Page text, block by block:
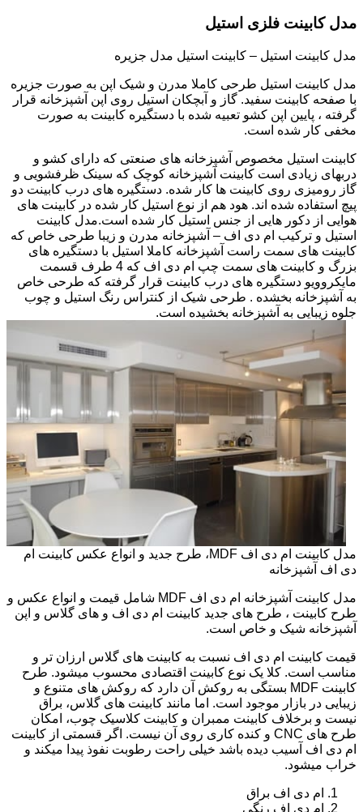
مدل کابینت فلزی استیل
مدل کابینت استیل – کابینت استیل مدل جزیره
مدل کابینت استیل طرحی کاملا مدرن و شیک اپن به صورت جزیره
با صفحه کابینت سفید. گاز و آبچکان استیل روی اپن آشپزخانه قرار
گرفته ، پایین اپن کشو تعبیه شده با دستگیره کابینت به صورت
مخفی کار شده است.
کابینت استیل مخصوص آشپزخانه های صنعتی که دارای کشو و
دربهای زیادی است کابینت آشپزخانه کوچک که سینک ظرفشویی و
گاز رومیزی روی کابینت ها کار شده. دستگیره های درب کابینت دو
پیچ استفاده شده اند. هود هم از نوع استیل کار شده در کابینت های
هوایی از دکور هایی از جنس استیل کار شده است.مدل کابینت
استیل و ترکیب ام دی اف – آشپزخانه مدرن و زیبا طرحی خاص که
کابینت های سمت راست آشپزخانه کاملا استیل با دستگیره های
بزرگ و کابینت های سمت چپ ام دی اف که 4 طرف قسمت
مایکروویو دستگیره های درب کابینت قرار گرفته که طرحی خاص
به آشپزخانه بخشده . طرحی شیک از کنتراس رنگ استیل و چوب
جلوه زیبایی به آشپزخانه بخشیده است.
مدل کابینت ام دی اف MDF، طرح جدید و انواع عکس کابینت ام
دی اف آشپزخانه
مدل کابینت آشپزخانه ام دی اف MDF شامل قیمت و انواع عکس و
طرح کابینت ، طرح های جدید کابینت ام دی اف و های گلاس و اپن
آشپزخانه شیک و خاص است.
قیمت کابینت ام دی اف نسبت به کابینت های گلاس ارزان تر و
مناسب است. کلا یک نوع کابینت اقتصادی محسوب میشود. طرح
کابینت MDF بستگی به روکش آن دارد که روکش های متنوع و
زیبایی در بازار موجود است. اما مانند کابینت های گلاس، براق
نیست و برخلاف کابینت ممبران و کابینت کلاسیک چوب، امکان
طرح های CNC و کنده کاری روی آن نیست. اگر قسمتی از کابینت
ام دی اف آسیب دیده باشد خیلی راحت رطوبت نفوذ پیدا میکند و
خراب میشود.
ام دی اف براق
ام دی اف رنگی